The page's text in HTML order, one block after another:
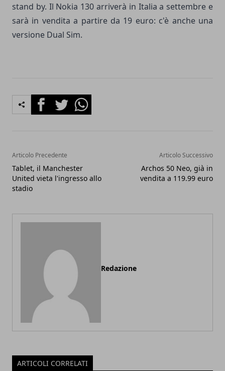
stand by. Il Nokia 130 arriverà in Italia a settembre e
sarà in vendita a partire da 19 euro: c'è anche una
versione Dual Sim.
FacebookTwitterWhatsapp
Articolo Precedente
Tablet, il Manchester
United vieta l'ingresso allo
stadio
Articolo Successivo
Archos 50 Neo, già in
vendita a 119.99 euro
Redazione
ARTICOLI CORRELATI